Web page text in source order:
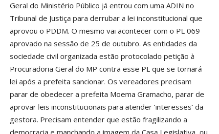
Geral do Ministério Público já entrou com uma ADIN no
Tribunal de Justiça para derrubar a lei inconstitucional que
aprovou o PDDM. O mesmo vai acontecer com o PL 069
aprovado na sessão de 25 de outubro. As entidades da
sociedade civil organizada estão protocolado petição à
Procuradoria Geral do MP contra esse PL que se tornará
lei após a prefeita sancionar. Os vereadores precisam
parar de obedecer a prefeita Moema Gramacho, parar de
aprovar leis inconstitucionais para atender ‘interesses’ da
gestora. Precisam entender que estão fragilizando a
democracia e manchando a imagem da Casa Legislativa, ou